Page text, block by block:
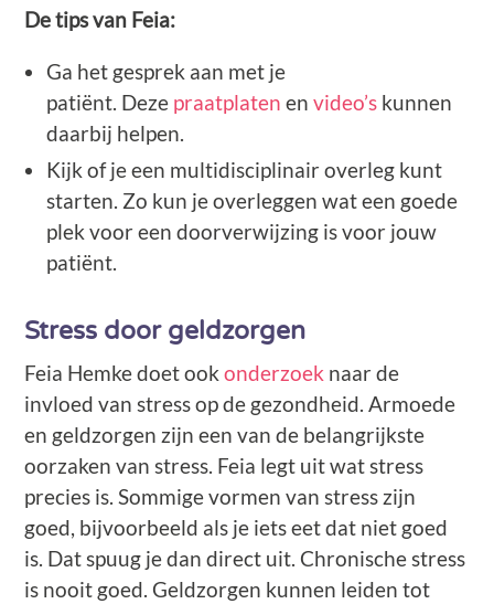
De tips van Feia:
Ga het gesprek aan met je
patiënt. Deze praatplaten envideo’s kunnen
daarbij helpen.
Kijk of je een multidisciplinair overleg kunt
starten. Zo kun je overleggen wat een goede
plek voor een doorverwijzing is voor jouw
patiënt.
Stress door geldzorgen
Feia Hemke doet ookonderzoek naar de
invloed van stress op de gezondheid. Armoede
en geldzorgen zijn een van de belangrijkste
oorzaken van stress. Feia legt uit wat stress
precies is. Sommige vormen van stress zijn
goed, bijvoorbeeld als je iets eet dat niet goed
is. Dat spuug je dan direct uit. Chronische stress
is nooit goed. Geldzorgen kunnen leiden tot